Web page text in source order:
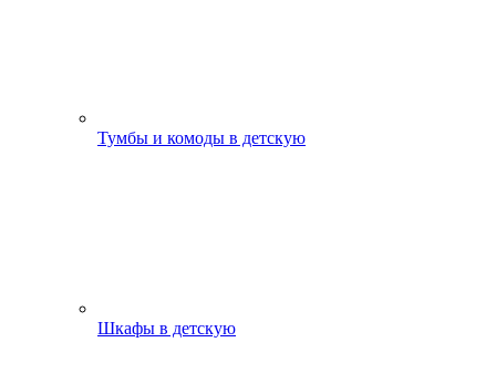
Тумбы и комоды в детскую
Шкафы в детскую